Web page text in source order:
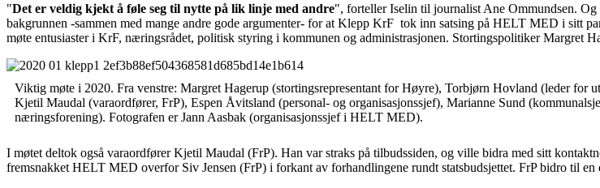
"Det er veldig kjekt å føle seg til nytte på lik linje med andre", forteller Iselin til journalist Ane Ommundsen.
bakgrunnen -sammen med mange andre gode argumenter- for at Klepp KrF tok inn satsing på HELT MED i sitt
møte entusiaster i KrF, næringsrådet, politisk styring i kommunen og administrasjonen. Stortingspolitiker Margret
Viktig møte i 2020. Fra venstre: Margret Hagerup (stortingsrepresentant for Høyre), Torbjørn Hovland (leder
Kjetil Maudal (varaordfører, FrP), Espen Åvitsland (personal- og organisasjonssjef), Marianne Sund
næringsforening). Fotografen er Jann Aasbak (organisasjonssjef i HELT MED).
I møtet deltok også varaordfører Kjetil Maudal (FrP). Han var straks på tilbudssiden, og ville bidra med sitt
fremsnakket HELT MED overfor Siv Jensen (FrP) i forkant av forhandlingene rundt statsbudsjettet. FrP bidro til